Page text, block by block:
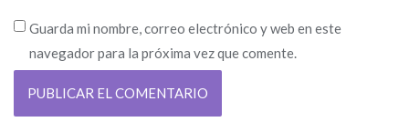
Guarda mi nombre, correo electrónico y web en este
navegador para la próxima vez que comente.